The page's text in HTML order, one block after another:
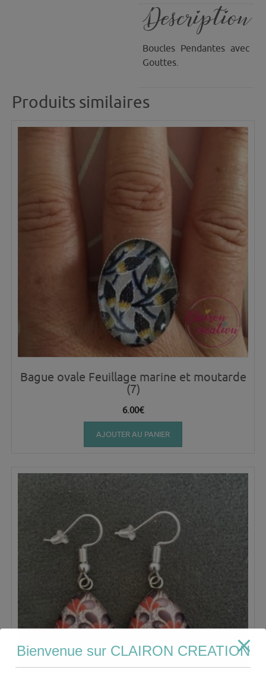
Description
Boucles Pendantes avec
Gouttes.
Produits similaires
Bague ovale Feuillage marine et moutarde
(7)
6.00€
AJOUTER AU PANIER
Bienvenue sur CLAIRON CREATION